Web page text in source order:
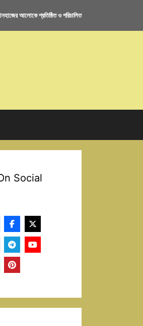
আলোকে প্রতিষ্ঠিত ও পরিচালিত
Social